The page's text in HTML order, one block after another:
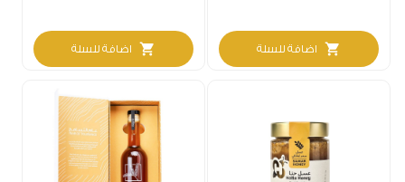
shopping_cart اضافة للسلة shopping_cart اضافة للسلة